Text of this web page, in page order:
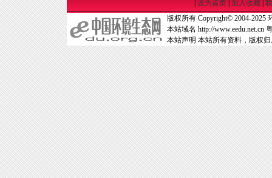
设为首页| 加入收藏|
版权所有 Copyright© 2004-2025
本站域名 http://www.eedu.net.cn
本站声明 本站所有资料，版权